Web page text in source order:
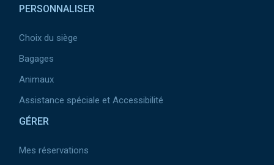
PERSONNALISER
Choix du siège
Bagages
Animaux
Assistance spéciale et Accessibilité
GÉRER
Mes réservations